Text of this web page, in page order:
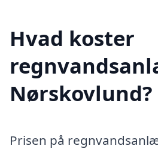
Hvad koster
Nørskovlund?
Prisen på